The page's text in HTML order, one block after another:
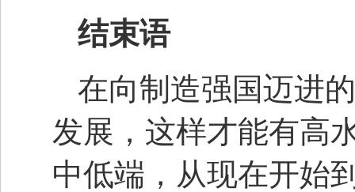
结束语
在向制造强国迈进
发展，这样才能有高
中低端，从现在开始